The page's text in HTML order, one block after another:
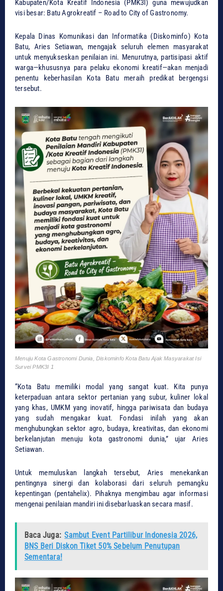
Kabupaten/Kota Kreatif Indonesia (PMK3I) guna mewujudkan
visi besar: Batu Agrokreatif – Road to City of Gastronomy.
Kepala Dinas Komunikasi dan Informatika (Diskominfo) Kota
Batu, Aries Setiawan, mengajak seluruh elemen masyarakat
untuk menyukseskan penilaian ini. Menurutnya, partisipasi aktif
warga—khususnya para pelaku ekonomi kreatif—akan menjadi
penentu keberhasilan Kota Batu meraih predikat bergengsi
tersebut.
Menuju Kota Gastronomi Dunia, Diskominfo Kota Batu Ajak Masyarakat Isi
Survei PMK3I 1
“Kota Batu memiliki modal yang sangat kuat. Kita punya
keterpaduan antara sektor pertanian yang subur, kuliner lokal
yang khas, UMKM yang inovatif, hingga pariwisata dan budaya
yang sudah mengakar kuat. Fondasi inilah yang akan
menghubungkan sektor agro, budaya, kreativitas, dan ekonomi
berkelanjutan menuju kota gastronomi dunia,” ujar Aries
Setiawan.
Untuk memuluskan langkah tersebut, Aries menekankan
pentingnya sinergi dan kolaborasi dari seluruh pemangku
kepentingan (pentahelix). Pihaknya mengimbau agar informasi
mengenai penilaian mandiri ini disebarluaskan secara masif.
Baca Juga: Sambut Event Partilibur Indonesia 2026,
BNS Beri Diskon Tiket 50% Sebelum Penutupan
Sementara!